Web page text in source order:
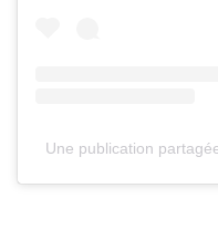
Une publication